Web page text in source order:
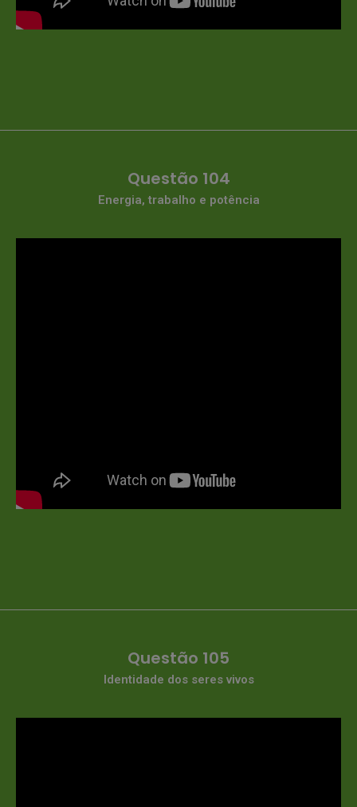
Questão 104
Energia, trabalho e potência
Questão 105
Identidade dos seres vivos